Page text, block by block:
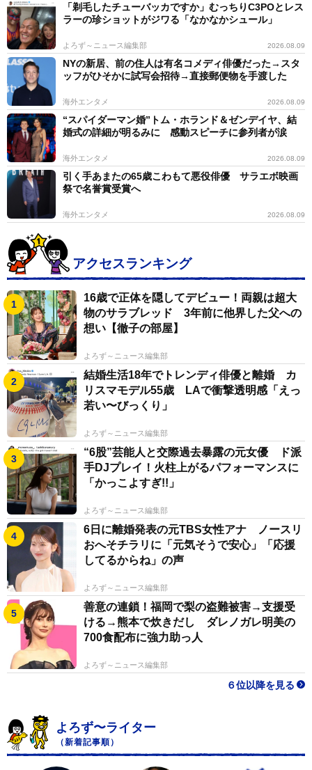
「剃毛したチューバッカですか」むっちりC3POとレス
ラーの珍ショットがジワる「なかなかシュール」
よろず～ニュース編集部 2026.08.09
NYの新居、前の住人は有名コメディ俳優だった→スタ
ッフがひそかに試写会招待→直接郵便物を手渡した
海外エンタメ 2026.08.09
“スパイダーマン婚”トム・ホランド＆ゼンデイヤ、結
婚式の詳細が明るみに 感動スピーチに参列者が涙
海外エンタメ 2026.08.09
引く手あまたの65歳こわもて悪役俳優 サラエボ映画
祭で名誉賞受賞へ
海外エンタメ 2026.08.09
アクセスランキング
16歳で正体を隠してデビュー！両親は超大
物のサラブレッド 3年前に他界した父への
想い【徹子の部屋】
よろず～ニュース編集部
結婚生活18年でトレンディ俳優と離婚 カ
リスマモデル55歳 LAで衝撃透明感「えっ
若い〜びっくり」
よろず～ニュース編集部
“6股”芸能人と交際過去暴露の元女優 ド派
手DJプレイ！火柱上がるパフォーマンスに
「かっこよすぎ!!」
よろず～ニュース編集部
6日に離婚発表の元TBS女性アナ ノースリ
おへそチラリに「元気そうで安心」「応援
してるからね」の声
よろず～ニュース編集部
善意の連鎖！福岡で梨の盗難被害→支援受
ける→熊本で炊きだし ダレノガレ明美の
700食配布に強力助っ人
よろず～ニュース編集部
６位以降を見る
よろず〜ライター
（新着記事順）